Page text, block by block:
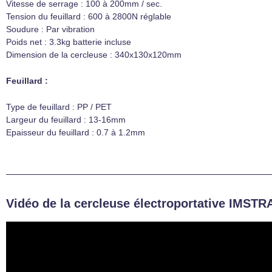
Vitesse de serrage : 100 à 200mm / sec.
Tension du feuillard : 600 à 2800N réglable
Soudure : Par vibration
Poids net : 3.3kg batterie incluse
Dimension de la cercleuse : 340x130x120mm
Feuillard :
Type de feuillard : PP / PET
Largeur du feuillard : 13-16mm
Epaisseur du feuillard : 0.7 à 1.2mm
Vidéo de la cercleuse électroportative